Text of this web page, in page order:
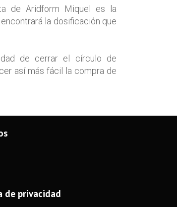
de Aridform Miquel es la
la dosificación que
de cerrar el círculo de
así más fácil la compra de
de privacidad